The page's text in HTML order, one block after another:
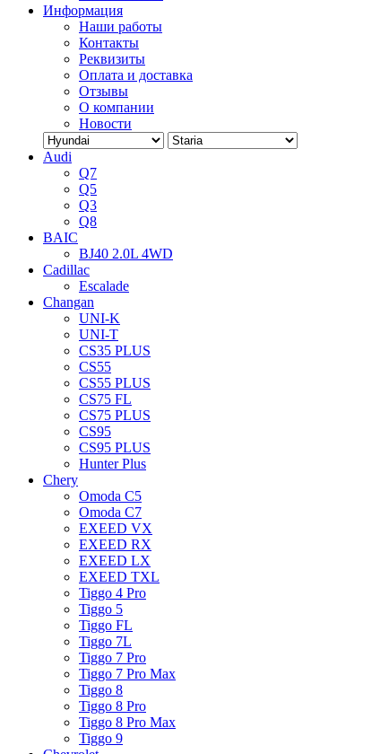
Информация
Наши работы
Контакты
Реквизиты
Оплата и доставка
Отзывы
О компании
Новости
Audi
Q7
Q5
Q3
Q8
BAIC
BJ40 2.0L 4WD
Cadillac
Escalade
Changan
UNI-K
UNI-T
CS35 PLUS
CS55
CS55 PLUS
CS75 FL
CS75 PLUS
CS95
CS95 PLUS
Hunter Plus
Chery
Omoda C5
Omoda C7
EXEED VX
EXEED RX
EXEED LX
EXEED TXL
Tiggo 4 Pro
Tiggo 5
Tiggo FL
Tiggo 7L
Tiggo 7 Pro
Tiggo 7 Pro Max
Tiggo 8
Tiggo 8 Pro
Tiggo 8 Pro Max
Tiggo 9